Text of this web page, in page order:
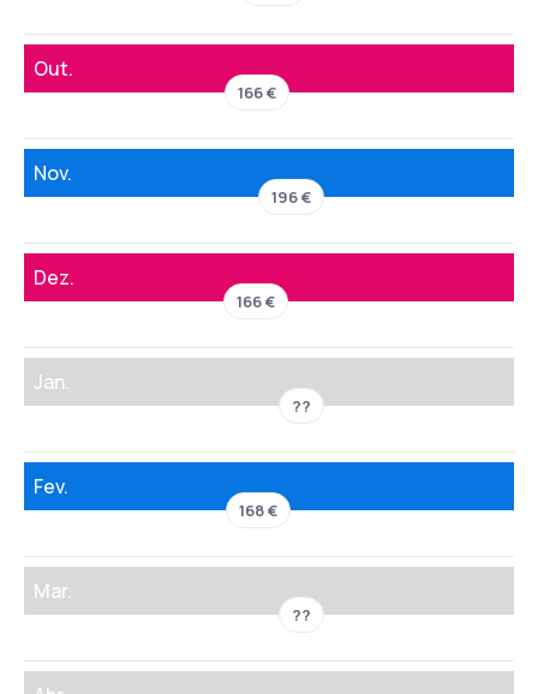
Out.
166 €
Nov.
196 €
Dez.
166 €
Jan.
??
Fev.
168 €
Mar.
??